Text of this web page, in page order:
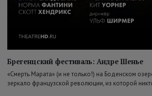
Брегенцский фестиваль: Андре Шенье
«Смерть Марата» (и не только!) на Боденском
зеркало французской революции, из которой